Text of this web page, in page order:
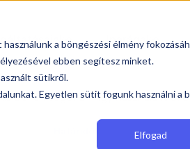
a böngészési élmény
ebben segítesz minket.
sütikről.
Egyetlen sütit fogunk használni a
Elfogad
 Iparágak 
30-án véget ér - így használd ki